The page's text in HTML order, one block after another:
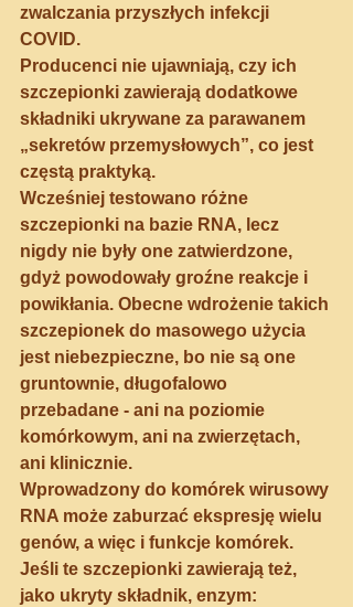
zwalczania przyszłych infekcji
COVID.
Producenci nie ujawniają, czy ich
szczepionki zawierają dodatkowe
składniki ukrywane za parawanem
„sekretów przemysłowych”, co jest
częstą praktyką.
Wcześniej testowano różne
szczepionki na bazie RNA, lecz
nigdy nie były one zatwierdzone,
gdyż powodowały groźne reakcje i
powikłania. Obecne wdrożenie takich
szczepionek do masowego użycia
jest niebezpieczne, bo nie są one
gruntownie, długofalowo
przebadane - ani na poziomie
komórkowym, ani na zwierzętach,
ani klinicznie.
Wprowadzony do komórek wirusowy
RNA może zaburzać ekspresję wielu
genów, a więc i funkcje komórek.
Jeśli te szczepionki zawierają też,
jako ukryty składnik, enzym: